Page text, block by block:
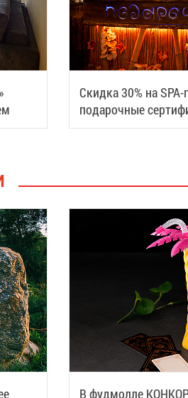
Скидка 30% на
подарочные
деревне Samui
В фудмолле